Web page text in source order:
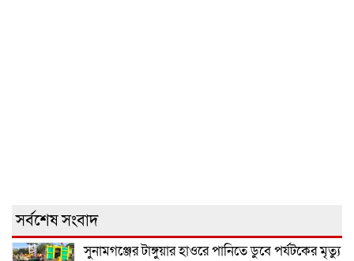
সর্বশেষ সংবাদ
সুনামগঞ্জের টাঙ্গুয়ার হাওরে পানিতে ডুবে পর্যটকের মৃত্যু